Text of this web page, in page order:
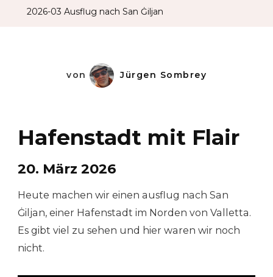
2026-03 Ausflug nach San Ġiljan
von Jürgen Sombrey
Hafenstadt mit Flair
20. März 2026
Heute machen wir einen ausflug nach San
Ġiljan, einer Hafenstadt im Norden von Valletta.
Es gibt viel zu sehen und hier waren wir noch
nicht.